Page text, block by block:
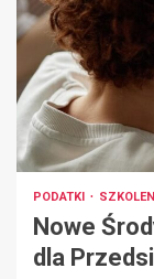
PODATKI
Nowe
dla